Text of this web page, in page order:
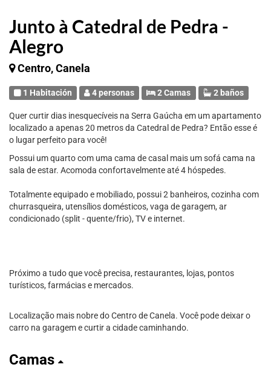
Junto à Catedral de Pedra -
Alegro
Centro, Canela
1 Habitación 4 personas 2 Camas 2 baños
Quer curtir dias inesquecíveis na Serra Gaúcha em um apartamento
localizado a apenas 20 metros da Catedral de Pedra? Então esse é
o lugar perfeito para você!
Possui um quarto com uma cama de casal mais um sofá cama na
sala de estar. Acomoda confortavelmente até 4 hóspedes.
Totalmente equipado e mobiliado, possui 2 banheiros, cozinha com
churrasqueira, utensílios domésticos, vaga de garagem, ar
condicionado (split - quente/frio), TV e internet.
Próximo a tudo que você precisa, restaurantes, lojas, pontos
turísticos, farmácias e mercados.
Localização mais nobre do Centro de Canela. Você pode deixar o
carro na garagem e curtir a cidade caminhando.
Camas